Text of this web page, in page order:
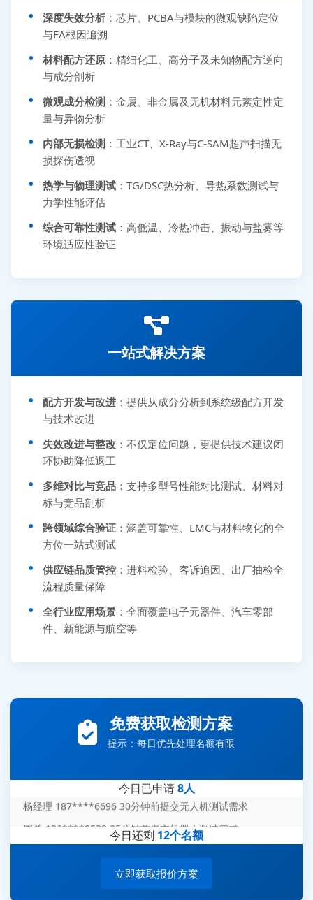
深度失效分析 ：芯片、PCBA与模块的微观缺陷定位
与FA根因追溯
材料配方还原 ：精细化工、高分子及未知物配方逆向
与成分剖析
微观成分检测 ：金属、非金属及无机材料元素定性定
量与异物分析
内部无损检测 ：工业CT、X-Ray与C-SAM超声扫描无
损探伤透视
热学与物理测试 ：TG/DSC热分析、导热系数测试与
力学性能评估
综合可靠性测试 ：高低温、冷热冲击、振动与盐雾等
环境适应性验证
一站式解决方案
配方开发与改进 ：提供从成分分析到系统级配方开发
与技术改进
失效改进与整改 ：不仅定位问题，更提供技术建议闭
环协助降低返工
多维对比与竞品 ：支持多型号性能对比测试、材料对
标与竞品剖析
跨领域综合验证 ：涵盖可靠性、EMC与材料物化的全
方位一站式测试
供应链品质管控 ：进料检验、客诉追因、出厂抽检全
流程质量保障
全行业应用场景 ：全面覆盖电子元器件、汽车零部
件、新能源与航空等
免费获取检测方案
提示：每日优先处理名额有限
今日已申请8人
赵总 135****7688 12分钟前提交芯片失效分析需求
刘先生 139****7889 18分钟前提交防爆测试需求
杨经理 187****6696 30分钟前提交无人机测试需求
今日还剩 12个名额
立即获取报价方案